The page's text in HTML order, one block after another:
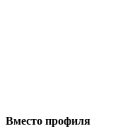
Вместо профиля